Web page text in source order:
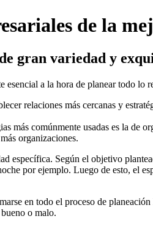
de la
gran variedad y
esencial a la hora de planear todo lo
relaciones más cercanas y
más comúnmente usadas es la de
organizaciones.
específica. Según el objetivo
por ejemplo. Luego de esto, el
en todo el proceso de
o malo.